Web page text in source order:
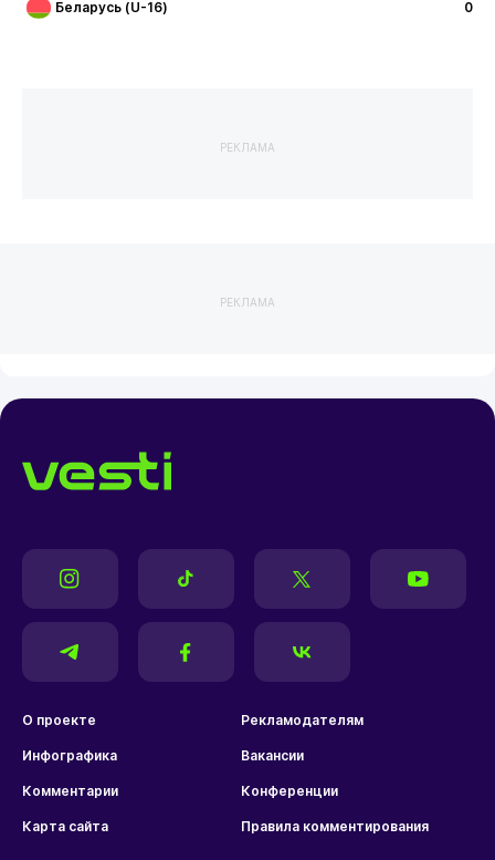
Беларусь (U-16) 0
РЕКЛАМА
РЕКЛАМА
О проекте Рекламодателям
Инфографика Вакансии
Комментарии Конференции
Карта сайта Правила комментирования